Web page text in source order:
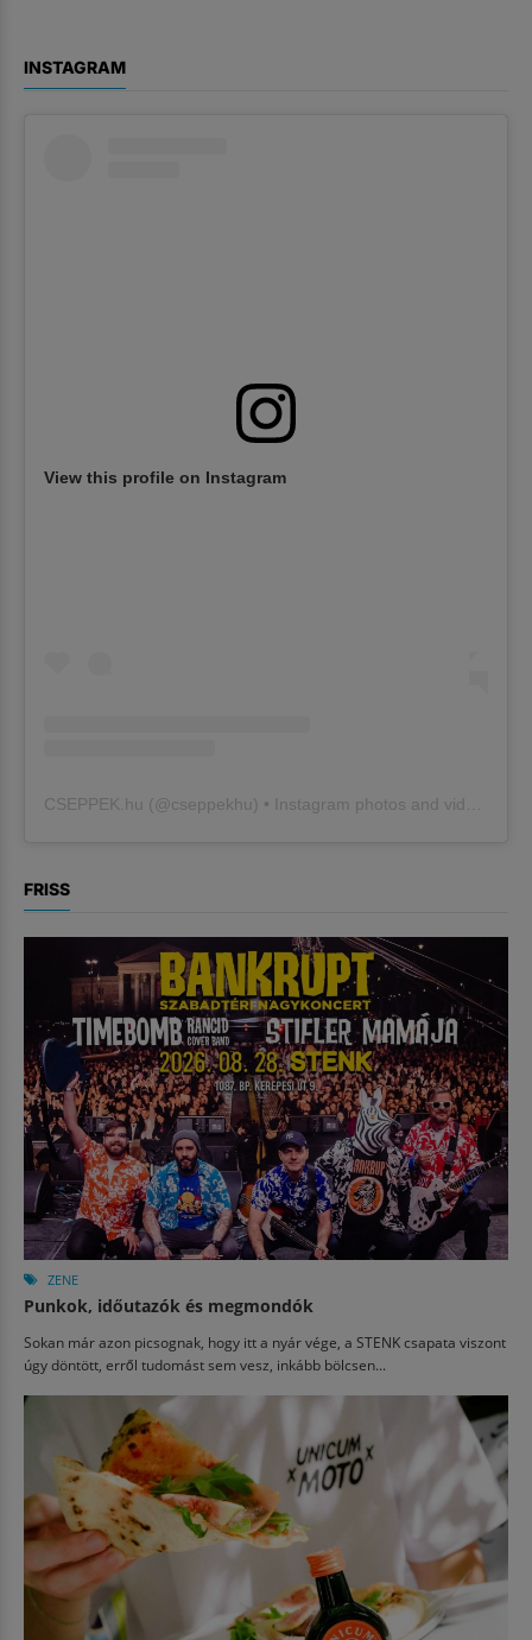
INSTAGRAM
View this profile on Instagram
CSEPPEK.hu (@cseppekhu ) • Instagram photos and videos
FRISS
ZENE
Punkok, időutazók és megmondók
Sokan már azon picsognak, hogy itt a nyár vége, a STENK csapata viszont
úgy döntött, erről tudomást sem vesz, inkább bölcsen...